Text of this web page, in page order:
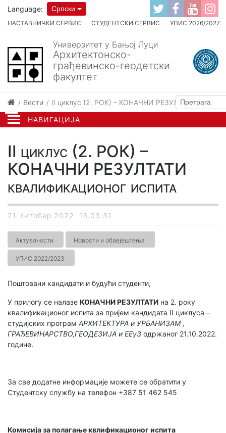
НАВИГАЦИЈА
НАСТАВНИЧКИ СЕРВИС СТУДЕНТСКИ СЕРВИС УПИС 2026/2027
Language: Српски
Универзитет у Бањој Луци
Архитектонско-
грађевинско-геодетски
факултет
Вести II циклус (2. РОК) – КОНАЧНИ РЕЗУЛТАТИ
II циклус (2. РОК) –
КОНАЧНИ РЕЗУЛТАТИ
квалификационог испита
21. октобар 2022. 13:03:31
Актуелности Новости и обавјештења
УПИС 2022/2023
Поштовани кандидати и будући студенти,
У прилогу се налазе КОНАЧНИ РЕЗУЛТАТИ на 2. року
квалификационог испита за пријем кандидата II циклуса –
студијских програм АРХИТЕКТУРА и УРБАНИЗАМ ,
ГРАЂЕВИНАРСТВО,ГЕОДЕЗИЈА и ЕЕуЗ одржаног 21.10.2022.
године.
За све додатне информације можете се обратити у
Студентску службу на телефон +387 51 462 545
Комисија за полагање квлификационог испита